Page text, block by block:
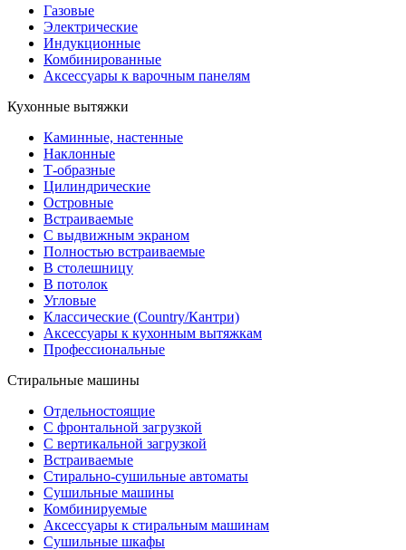
Газовые
Электрические
Индукционные
Комбинированные
Аксессуары к варочным панелям
Кухонные вытяжки
Каминные, настенные
Наклонные
Т-образные
Цилиндрические
Островные
Встраиваемые
С выдвижным экраном
Полностью встраиваемые
В столешницу
В потолок
Угловые
Классические (Country/Кантри)
Аксессуары к кухонным вытяжкам
Профессиональные
Стиральные машины
Отдельностоящие
С фронтальной загрузкой
С вертикальной загрузкой
Встраиваемые
Стирально-сушильные автоматы
Сушильные машины
Комбинируемые
Аксессуары к стиральным машинам
Сушильные шкафы